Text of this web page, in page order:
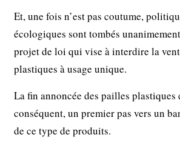
Et, une fois n’est pas coutume,
écologiques sont tombés
projet de loi qui vise à interdire la
plastiques à usage unique.
La fin annoncée des pailles plastiques
conséquent, un premier pas vers un
de ce type de produits.